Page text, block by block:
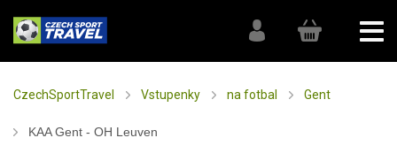
CzechSportTravel Vstupenky na fotbal Gent
KAA Gent - OH Leuven